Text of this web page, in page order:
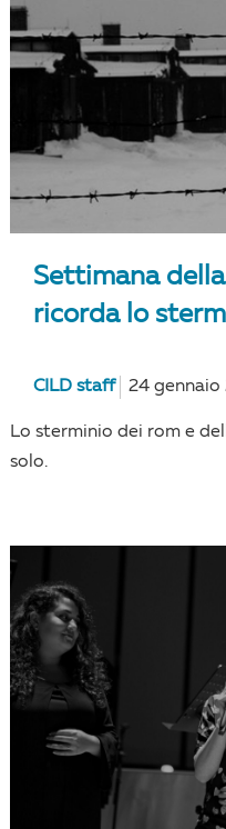
Settimana
ricorda lo
CILD staff 24 gennaio
Lo sterminio dei rom e
solo.